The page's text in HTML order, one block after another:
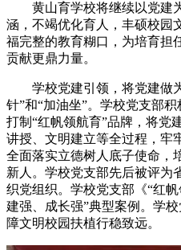
黄山育学校将继续以党建
涵，不竭优化育人，丰硕校园
福完整的教育糊口，为培育担
贡献更鼎力量。
学校党建引领，将党建做
针”和“加油坐”。学校党支部积
打制“红帆领航育”品牌，将党
讲授、文明建立等全过程，牢
全面落实立德树人底子使命，
新人。学校党支部先后被评为
织党组织。学校党支部《“红
建强、成长强”典型案例。学
障文明校园扶植行稳致远。